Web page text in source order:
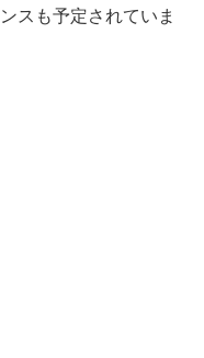
スも予定されていま